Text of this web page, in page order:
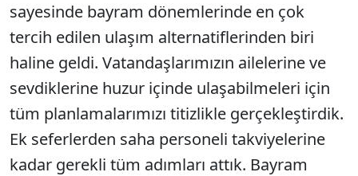
sayesinde bayram dönemlerinde en çok
tercih edilen ulaşım alternatiflerinden biri
haline geldi. Vatandaşlarımızın ailelerine ve
sevdiklerine huzur içinde ulaşabilmeleri için
tüm planlamalarımızı titizlikle gerçekleştirdik.
Ek seferlerden saha personeli takviyelerine
kadar gerekli tüm adımları attık. Bayram